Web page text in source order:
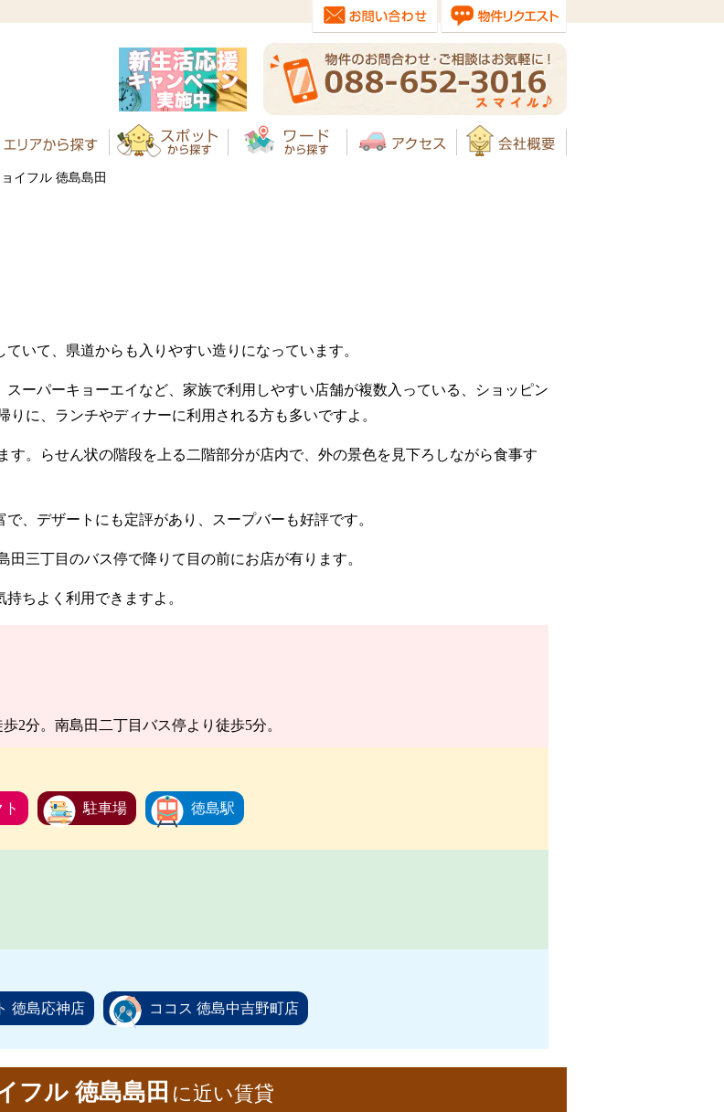
イフル 徳島島田
いて、県道からも入りやすい造りになっています。
ーパーキョーエイなど、家族で利用しやすい店舗が複数入っている、ショッピン
りに、ランチやディナーに利用される方も多いですよ。
す。らせん状の階段を上る二階部分が店内で、外の景色を見下ろしながら食事す
、デザートにも定評があり、スープバーも好評です。
三丁目のバス停で降りて目の前にお店が有ります。
ちよく利用できますよ。
2分。南島田二丁目バス停より徒歩5分。
ト 駐車場 徳島駅
徳島応神店 ココス 徳島中吉野町店
フル 徳島島田 に近い賃貸